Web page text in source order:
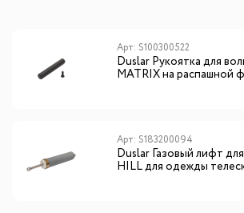
Арт: S100300522
Duslar Рукоятка для
MATRIX на распашной
Арт: S183200094
Duslar Газовый лифт
HILL для одежды